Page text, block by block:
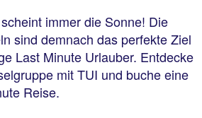
immer die Sonne! Die
sind demnach das perfekte Ziel
Last Minute Urlauber. Entdecke
mit TUI und buche eine
Reise.